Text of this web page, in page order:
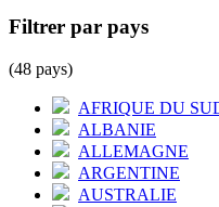
Filtrer par pays
(48 pays)
AFRIQUE DU
ALBANIE
ALLEMAGNE
ARGENTINE
AUSTRALIE